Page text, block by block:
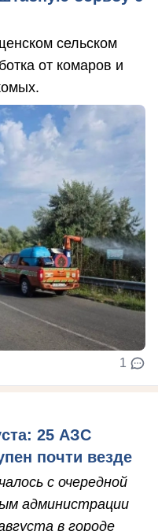
сельском
от комаров и
1
25 АЗС
почти везде
с очередной
администрации
в городе